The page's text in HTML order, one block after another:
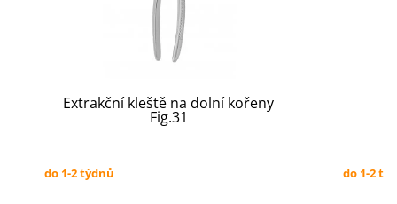
Extrakční kleště na dolní kořeny
Fig.31
do 1-2 týdnů do 1-2